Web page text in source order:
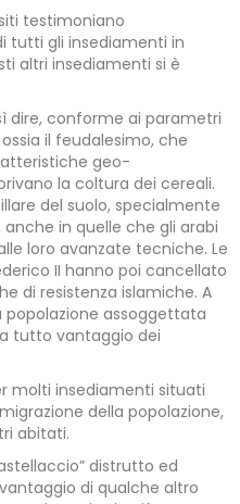
testimoniano
tutti gli insediamenti in
altri insediamenti si è
dire, conforme ai parametri
il feudalesimo, che
geo-
la coltura dei cereali.
del suolo, specialmente
in quelle che gli arabi
loro avanzate tecniche. Le
II hanno poi cancellato
di resistenza islamiche. A
assoggettata
tutto vantaggio dei
molti insediamenti situati
della popolazione,
abitati.
distrutto ed
di qualche altro